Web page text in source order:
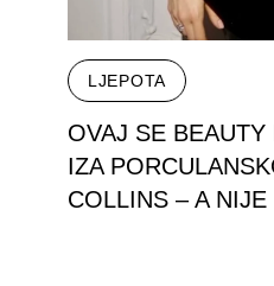
LJEPOTA
OVAJ SE
IZA
COLLINS – A NIJE